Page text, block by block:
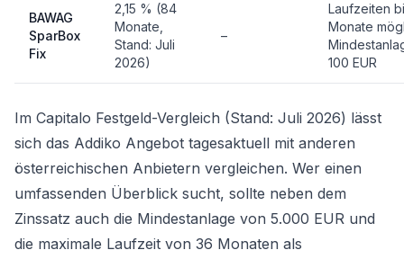
BAWAG
SparBox
Fix
2,15 % (84
Monate,
Stand: Juli
2026)
–
Laufzeiten
Monate
100 EUR
Im Capitalo Festgeld-Vergleich (Stand: Juli 2026) lässt
sich das Addiko Angebot tagesaktuell mit anderen
österreichischen Anbietern vergleichen. Wer einen
umfassenden Überblick sucht, sollte neben dem
Zinssatz auch die Mindestanlage von 5.000 EUR und
die maximale Laufzeit von 36 Monaten als